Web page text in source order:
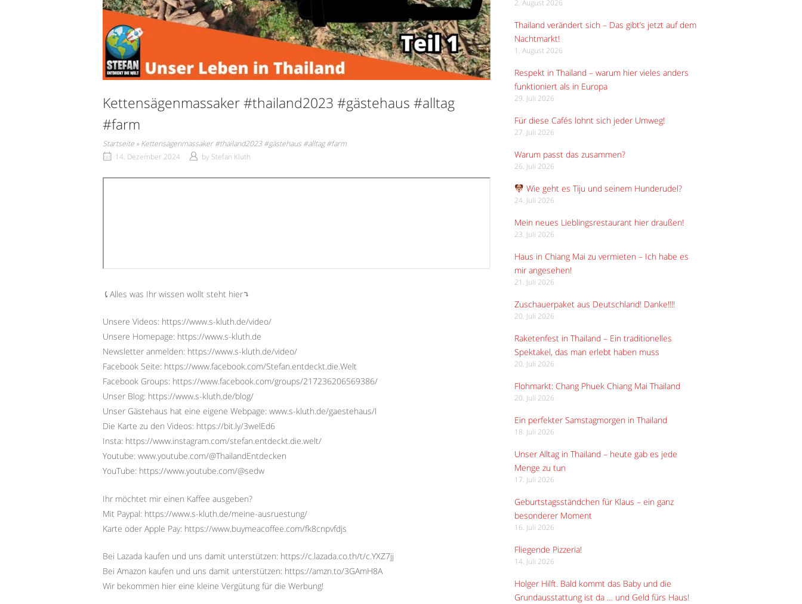
Kettensägenmassaker #thailand2023 #gästehaus #alltag
#farm
Startseite »Kettensägenmassaker #thailand2023 #gästehaus #alltag #farm
14. Dezember 2024
by Stefan Kluth
⤹Alles was Ihr wissen wollt steht hier⤵︎
Unsere Videos: https://www.s-kluth.de/video/
Unsere Homepage: https://www.s-kluth.de
Newsletter anmelden: https://www.s-kluth.de/video/
Facebook Seite: https://www.facebook.com/Stefan.entdeckt.die.Welt
Facebook Groups: https://www.facebook.com/groups/217236206569386/
Unser Blog: https://www.s-kluth.de/blog/
Unser Gästehaus hat eine eigene Webpage: www.s-kluth.de/gaestehaus/l
Die Karte zu den Videos: https://bit.ly/3welEd6
Insta: https://www.instagram.com/stefan.entdeckt.die.welt/
Youtube: www.youtube.com/@ThailandEntdecken
YouTube: https://www.youtube.com/@sedw
Ihr möchtet mir einen Kaffee ausgeben?
Mit Paypal: https://www.s-kluth.de/meine-ausruestung/
Karte oder Apple Pay: https://www.buymeacoffee.com/fk8cnpvfdjs
Bei Lazada kaufen und uns damit unterstützen: https://c.lazada.co.th/t/c.YXZ7jj
Bei Amazon kaufen und uns damit unterstützen: https://amzn.to/3GAmH8A
Wir bekommen hier eine kleine Vergütung für die Werbung!
2. August 2026
Thailand verändert sich – Das gibt’s jetzt auf dem
Nachtmarkt!
1. August 2026
Respekt in Thailand – warum hier vieles anders
funktioniert als in Europa
29. Juli 2026
Für diese Cafés lohnt sich jeder Umweg!
27. Juli 2026
Warum passt das zusammen?
26. Juli 2026
Wie geht es Tiju und seinem Hunderudel?
24. Juli 2026
Mein neues Lieblingsrestaurant hier draußen!
23. Juli 2026
Haus in Chiang Mai zu vermieten – Ich habe es
mir angesehen!
21. Juli 2026
Zuschauerpaket aus Deutschland! Danke!!!!
20. Juli 2026
Raketenfest in Thailand – Ein traditionelles
Spektakel, das man erlebt haben muss
20. Juli 2026
Flohmarkt: Chang Phuek Chiang Mai Thailand
20. Juli 2026
Ein perfekter Samstagmorgen in Thailand
18. Juli 2026
Unser Alltag in Thailand – heute gab es jede
Menge zu tun
17. Juli 2026
Geburtstagsständchen für Klaus – ein ganz
besonderer Moment
16. Juli 2026
Fliegende Pizzeria!
14. Juli 2026
Holger Hilft. Bald kommt das Baby und die
Grundausstattung ist da … und Geld fürs Haus!